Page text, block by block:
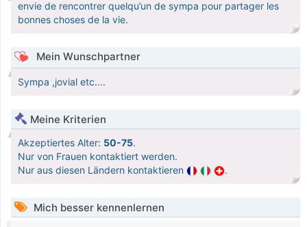
envie de rencontrer quelqu’un de sympa pour partager les
bonnes choses de la vie.
Mein Wunschpartner
Sympa ,jovial etc….
Meine Kriterien
Akzeptiertes Alter: 50-75.
Nur von Frauen kontaktiert werden.
Nur aus diesen Ländern kontaktieren
.
Mich besser kennenlernen